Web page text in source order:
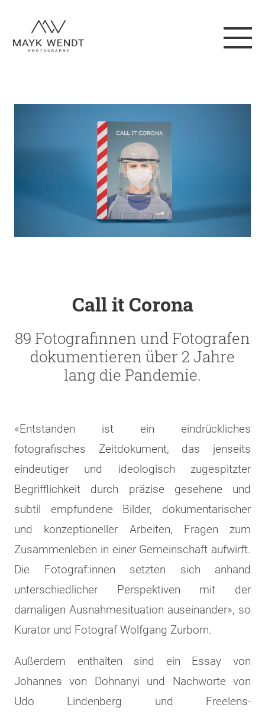
Call it Corona
89 Fotografinnen und Fotografen
dokumentieren über 2 Jahre
lang die Pandemie.
«Entstanden ist ein eindrückliches
fotografisches Zeitdokument, das jenseits
eindeutiger und ideologisch zugespitzter
Begrifflichkeit durch präzise gesehene und
subtil empfundene Bilder, dokumentarischer
und konzeptioneller Arbeiten, Fragen zum
Zusammenleben in einer Gemeinschaft aufwirft.
Die Fotograf:innen setzten sich anhand
unterschiedlicher Perspektiven mit der
damaligen Ausnahmesituation auseinander», so
Kurator und Fotograf Wolfgang Zurborn.
Außerdem enthalten sind ein Essay von
Johannes von Dohnanyi und Nachworte von
Udo Lindenberg und Freelens-